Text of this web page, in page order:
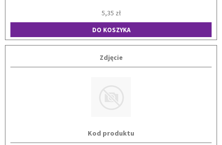
5,35 zł
DO KOSZYKA
Zdjęcie
Kod produktu